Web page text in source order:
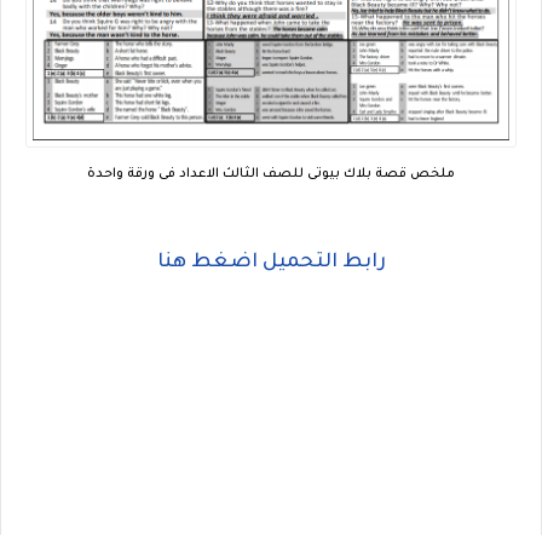
ملخص قصة بلاك بيوتى للصف الثالث الاعداد فى ورقة واحدة
رابط التحميل اضغط هنا